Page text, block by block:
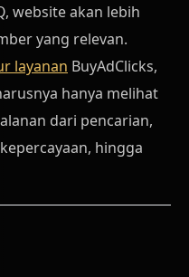
website akan lebih
yang relevan.
layanan BuyAdClicks,
hanya melihat
dari pencarian,
hingga